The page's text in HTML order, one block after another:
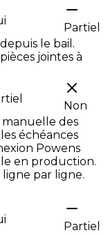
Partiel
le bail.
jointes à
Non
manuelle des
échéances
Powens
en production.
ligne par ligne.
Partiel